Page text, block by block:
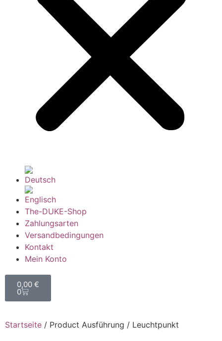
The-DUKE-Shop
Zahlungsarten
Versandbedingungen
Kontakt
Mein Konto
0,00 €
0
Startseite / Product Ausführung / Leuchtpunkt